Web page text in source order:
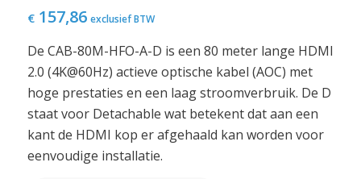
€157,86 exclusief BTW
De CAB-80M-HFO-A-D is een 80 meter lange HDMI
2.0 (4K@60Hz) actieve optische kabel (AOC) met
hoge prestaties en een laag stroomverbruik. De D
staat voor Detachable wat betekent dat aan een
kant de HDMI kop er afgehaald kan worden voor
eenvoudige installatie.